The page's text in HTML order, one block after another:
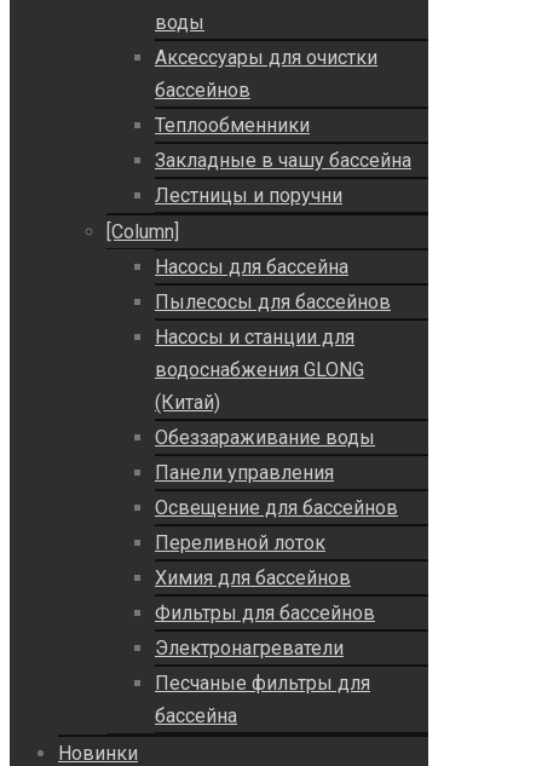
воды
Аксессуары для очистки
бассейнов
Теплообменники
Закладные в чашу бассейна
Лестницы и поручни
[Column]
Насосы для бассейна
Пылесосы для бассейнов
Насосы и станции для
водоснабжения GLONG
(Китай)
Обеззараживание воды
Панели управления
Освещение для бассейнов
Переливной лоток
Химия для бассейнов
Фильтры для бассейнов
Электронагреватели
Песчаные фильтры для
бассейна
Новинки